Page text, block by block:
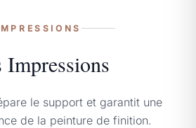
Impressions
le support et garantit une
de la peinture de finition.